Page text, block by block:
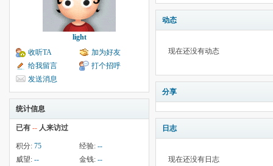
light
收听TA
加为好友
给我留言
打个招呼
发送消息
统计信息
已有 -- 人来访过
积分: 75 经验: --
威望: -- 金钱: --
动态
现在还没有动态
分享
日志
现在还没有日志